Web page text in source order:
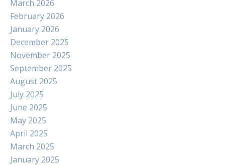
March 2026
February 2026
January 2026
December 2025
November 2025
September 2025
August 2025
July 2025
June 2025
May 2025
April 2025
March 2025
January 2025